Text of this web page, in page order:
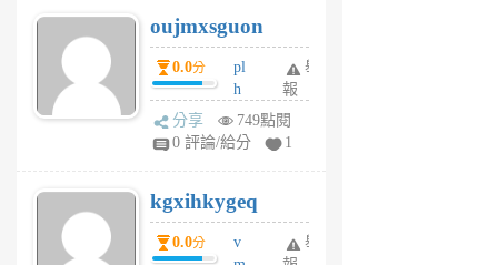
個
月
前
個
月
前
oujmxsguon
0.0分
pl
h
wi
w
6
個
月
舉
報
分享
749點閱
0 評論/給分
1
kgxihkygeq
0.0分
v
舉